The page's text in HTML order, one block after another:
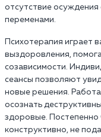
отсутствие
переменами.
Психотерапия играет
выздоровления,
созависимости.
сеансы позволяют
новые решения.
осознать
здоровые. Постепенно
конструктивно, не